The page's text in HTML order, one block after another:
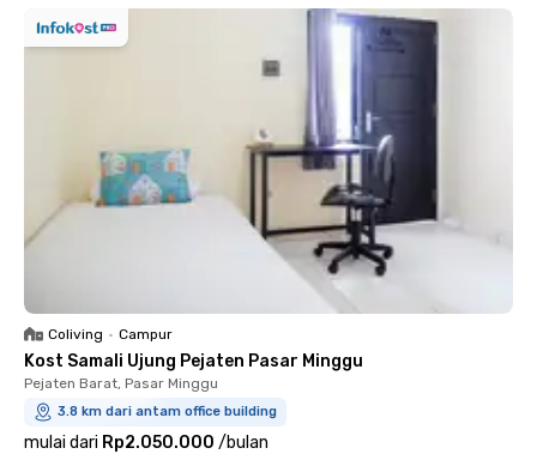
Coliving • Campur
Kost Samali Ujung Pejaten Pasar Minggu
Pejaten Barat, Pasar Minggu
3.8 km dari antam office building
mulai dari Rp2.050.000 /bulan